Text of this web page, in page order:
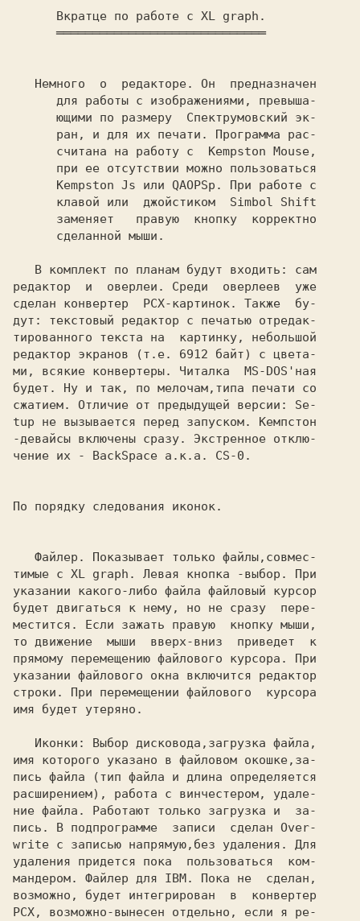
      Вкратце по работе с XL graph.
      ═════════════════════════════
      считана на работу с
Kempston Mouse,
Kempston Js или QAOPSp. При работе с
      клавой или  джойстиком
Simbol Shift
редактор  и  оверлеи. Среди  оверлеев  уже
сделан конвертер  PCX-картинок. Также  бу-
дут: текстовый редактор с печатью отредак-
тированного текста на  картинку, небольшой
редактор экранов (т.е. 6912 байт) с цвета-
ми, всякие конвертеры. Читалка  MS-DOS'ная
будет. Ну и так, по мелочам,типа печати сo
сжатием. Отличие от предыдущей версии: Se-
tup не вызывается перед запуском. Кемпстон
-девайсы включены сразу. Экстренное отклю-
чение их - BackSpace а.к.а. CS-0.
По порядку следования иконок.
Файлер. Показывает только файлы,совмес-
тимые с XL graph. Левая кнопка -выбор. При
указании какого-либо файла файловый курсор
будет двигаться к нему, но не сразу  пере-
местится. Если зажать правую  кнопку мыши,
то движение  мыши  вверх-вниз  приведет  к
прямому перемещению файлового курсора. При
указании файлового окна включится редактор
строки. При перемещении файлового  курсора
имя будет утеряно.
Иконки: Выбор дисковода,загрузка файла,
имя которого указано в файловом окошке,за-
пись файла (тип файла и длина определяется
расширением), работа с винчестером, удале-
ние файла. Работают только загрузка и  за-
пись. В подпрограмме  записи  сделан Over-
write с записью напрямую,без удаления. Для
удаления придется пока  пользоваться  ком-
мандером. Файлер для IBM. Пока не  сделан,
возможно, будет интегрирован  в  конвертер
PCX, возможно-вынесен отдельно, если я ре-